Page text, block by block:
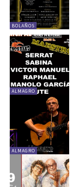
BOLAÑOS
ALMAGRO
ALMAGRO